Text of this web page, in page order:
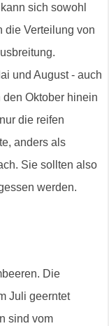
sich sowohl
die Verteilung von
und August - auch
Oktober hinein
die reifen
anders als
Sie sollten also
werden.
Die
Juli geerntet
sind vom